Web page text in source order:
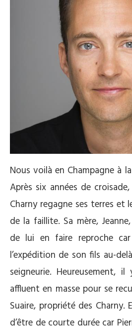
Nous voilà en Champagne à
Après six années de
Charny regagne ses terres et
de la faillite. Sa mère,
de lui en faire reproche
l’expédition de son fils au-
seigneurie. Heureusement,
affluent en masse pour se
Suaire, propriété des Charny.
d’être de courte durée car